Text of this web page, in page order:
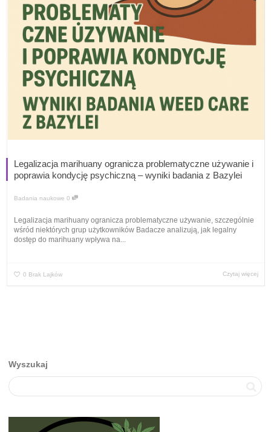
Legalizacja marihuany ogranicza problematyczne używanie i
poprawia kondycję psychiczną – wyniki badania z Bazylei
Badania naukowe 0
Legalizacja marihuany ogranicza problematyczne używanie, szczególnie
wśród niektórych grup użytkowników Badacze analizują, jak legalny
dostęp do marihuany wpływa na...
0 Brak Lajków Czytaj więcej
Wyszukaj